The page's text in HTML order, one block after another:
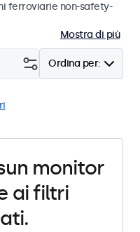
ferroviarie non-safety-
Mostra di più
Ordina per:
monitor
ai filtri